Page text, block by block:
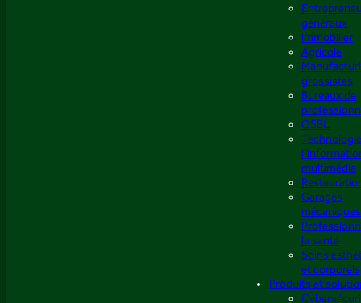
généraux
Immobilier
Agricole
grossistes
Bureaux de
OSBL
multimédia
Garages
mécaniques
la santé
Soins
et corporels
Produits et